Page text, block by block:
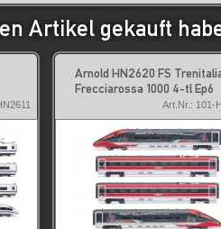
Artikel gekauft
Arnold HN2620 FS
Frecciarossa 1000 4-tl Ep6
Art.Nr.: 101-